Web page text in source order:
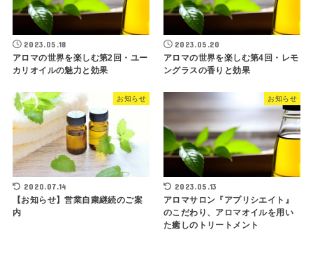
2023.05.18
アロマの世界を楽しむ第2回・ユー
カリオイルの魅力と効果
2023.05.20
アロマの世界を楽しむ第4回・レモ
ングラスの香りと効果
お知らせ
2020.07.14
【お知らせ】営業自粛継続のご案
内
お知らせ
2023.05.13
アロマサロン『アプリシエイト』
のこだわり、アロマオイルを用い
た癒しのトリートメント